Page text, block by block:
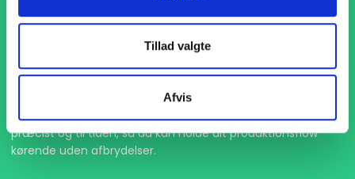
Tillad valgte
Afvis
1-4 dages levering
Med hurtig levering på kun 1-4 dage sikrer vi, at dine
projekter aldrig bliver forsinket. Vi står klar til at levere
præcist og til tiden, så du kan holde dit produktionsflow
kørende uden afbrydelser.